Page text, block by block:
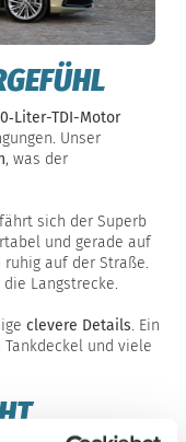
TDI-Motor
Unser
, was der
fährt sich der Superb
und gerade auf
auf der Straße.
Langstrecke.
clevere Details. Ein
Tankdeckel und viele